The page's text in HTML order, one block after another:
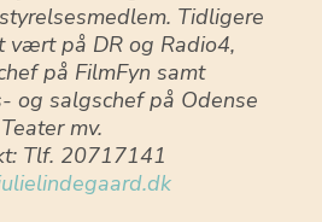
Tidligere
vært på DR og Radio4,
på FilmFyn samt
og salgschef på Odense
Teater mv.
Tlf. 20717141